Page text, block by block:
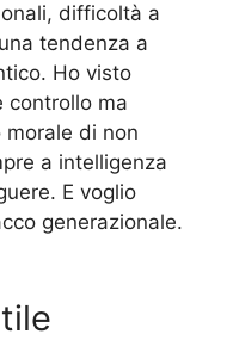
difficoltà a
tendenza a
Ho visto
controllo ma
morale di non
a intelligenza
E voglio
generazionale.